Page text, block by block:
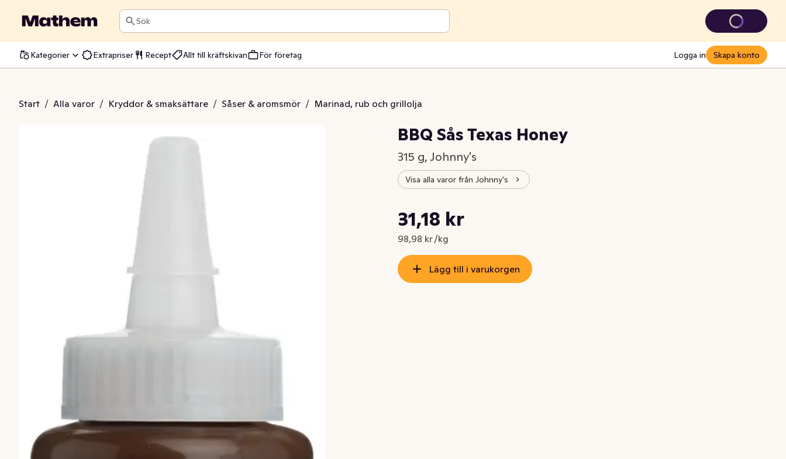
Sök
Kategorier Extrapriser Recept Allt till kräftskivan För företag Logga in Skapa konto
Start / Alla varor / Kryddor & smaksättare / Såser & aromsmör / Marinad, rub och grillolja
Texas Honey
BBQ Sås Texas Honey
315 g, Johnny's
Visa alla varor från Johnny's
Nuvarande pris är: 31,18 kr
31,18 kr
98,98 kr /kg
Styckpris: 98,98 kr /kg
Lägg till i varukorgen